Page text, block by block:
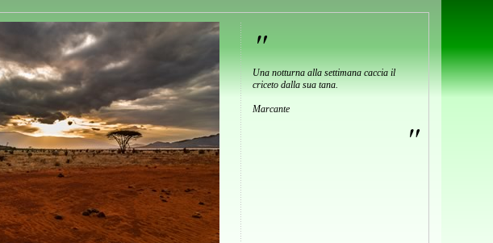
"
Una notturna alla settimana caccia il
criceto dalla sua tana.
Marcante
"